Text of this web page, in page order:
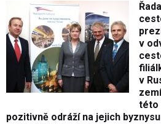
v
v
této
pozitivně odráží na jejich